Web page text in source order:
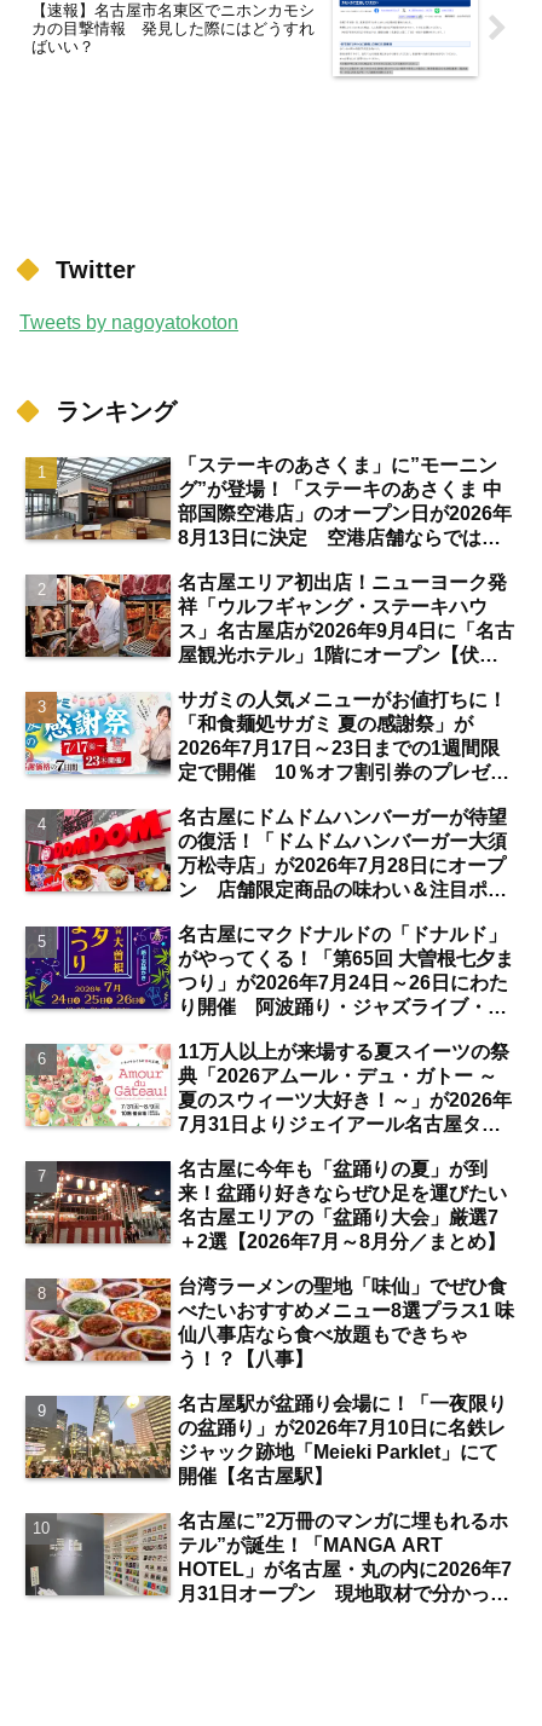
【速報】名古屋市名東区でニホンカモシ
カの目撃情報 発見した際にはどうすれ
ばいい？
Twitter
Tweets by nagoyatokoton
ランキング
「ステーキのあさくま」に”モーニン
グ”が登場！「ステーキのあさくま 中
部国際空港店」のオープン日が2026年
8月13日に決定 空港店舗ならではの
名古屋エリア初出店！ニューヨーク発
祥「ウルフギャング・ステーキハウ
ス」名古屋店が2026年9月4日に「名古
屋観光ホテル」1階にオープン【伏
サガミの人気メニューがお値打ちに！
「和食麺処サガミ 夏の感謝祭」が
2026年7月17日～23日までの1週間限
定で開催 10％オフ割引券のプレゼン
名古屋にドムドムハンバーガーが待望
の復活！「ドムドムハンバーガー大須
万松寺店」が2026年7月28日にオープ
ン 店舗限定商品の味わい＆注目ポイ
津／独自取材】
名古屋にマクドナルドの「ドナルド」
がやってくる！「第65回 大曽根七夕ま
つり」が2026年7月24日～26日にわた
り開催 阿波踊り・ジャズライブ・道
夏祭りの見どころは？【まとめ／大曽
根】
11万人以上が来場する夏スイーツの祭
典「2026アムール・デュ・ガトー ～
夏のスウィーツ大好き！～」が2026年
7月31日よりジェイアール名古屋タカ
【名古屋駅】
名古屋に今年も「盆踊りの夏」が到
来！盆踊り好きならぜひ足を運びたい
名古屋エリアの「盆踊り大会」厳選7
＋2選【2026年7月～8月分／まとめ】
台湾ラーメンの聖地「味仙」でぜひ食
べたいおすすめメニュー8選プラス1 味
仙八事店なら食べ放題もできちゃ
う！？【八事】
名古屋駅が盆踊り会場に！「一夜限り
の盆踊り」が2026年7月10日に名鉄レ
ジャック跡地「Meieki Parklet」にて
開催【名古屋駅】
名古屋に”2万冊のマンガに埋もれるホ
テル”が誕生！「MANGA ART
HOTEL」が名古屋・丸の内に2026年7
月31日オープン 現地取材で分かった